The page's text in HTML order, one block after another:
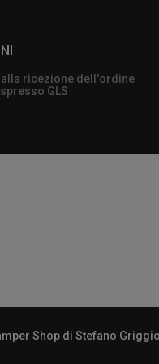
ricezione dell'ordine
GLS
Shop di Stefano